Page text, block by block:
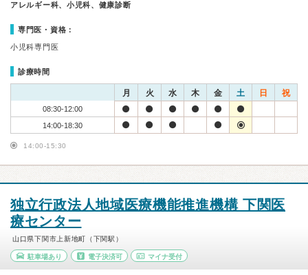
アレルギー科、小児科、健康診断
専門医・資格：
小児科専門医
診療時間
月 火 水 木 金 土 日 祝
08:30-12:00
14:00-18:30
14:00-15:30
独立行政法人地域医療機能推進機構 下関医
療センター
山口県下関市上新地町（下関駅）
駐車場あり 電子決済可 マイナ受付